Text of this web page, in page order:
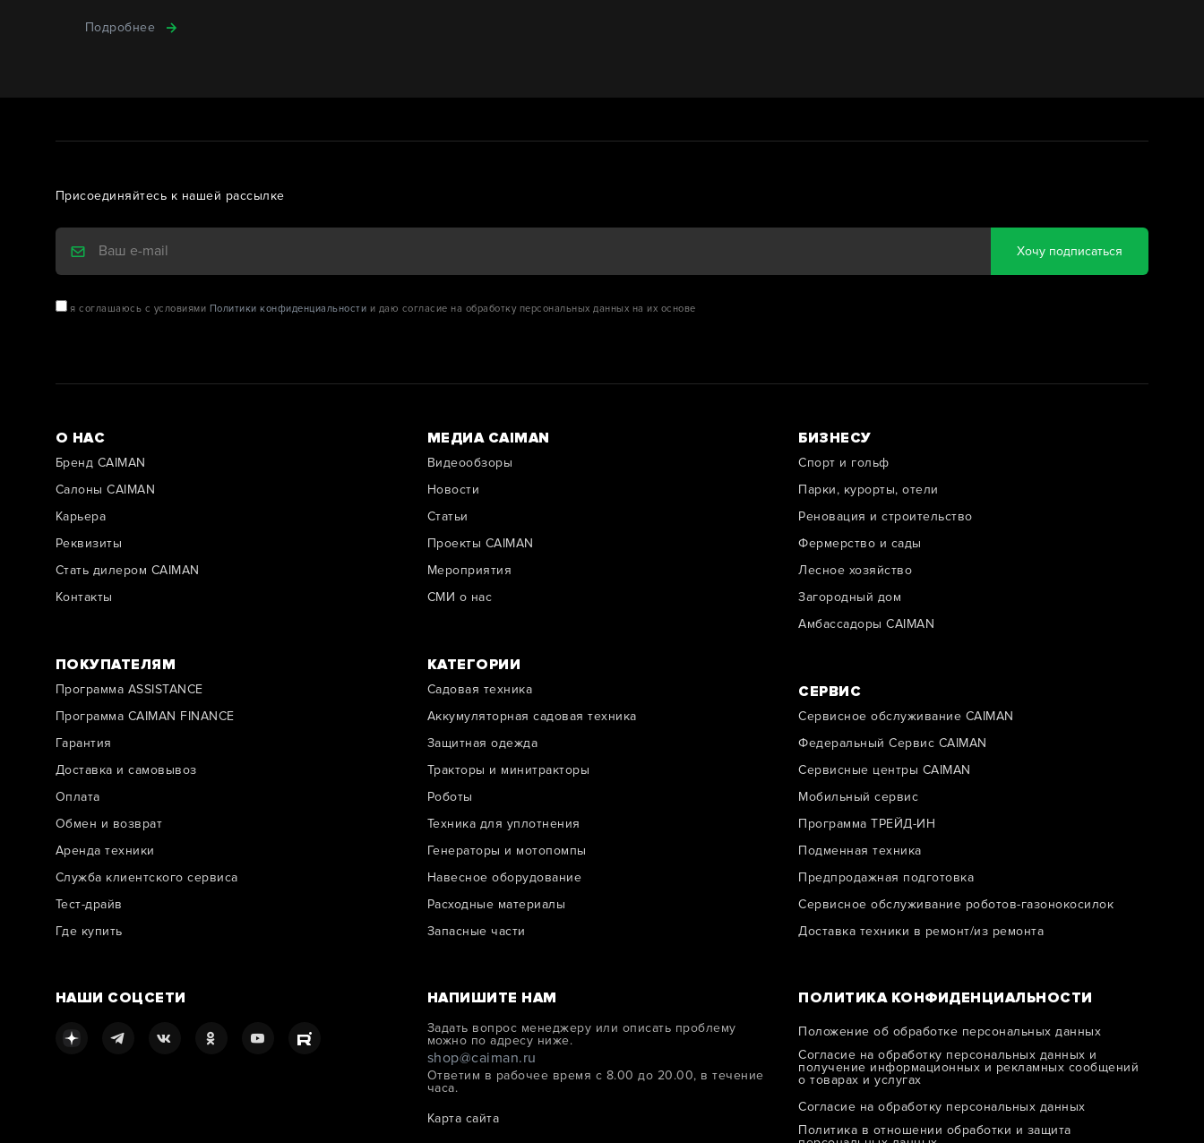
Подробнее
Присоединяйтесь к нашей рассылке
Хочу подписаться
я соглашаюсь с условиями Политики конфиденциальности и даю согласие на обработку персональных данных на их основе
О НАС
Бренд CAIMAN
Салоны CAIMAN
Карьера
Реквизиты
Стать дилером CAIMAN
Контакты
ПОКУПАТЕЛЯМ
Программа ASSISTANCE
Программа CAIMAN FINANCE
Гарантия
Доставка и самовывоз
Оплата
Обмен и возврат
Аренда техники
Служба клиентского сервиса
Тест-драйв
Где купить
МЕДИА CAIMAN
Видеообзоры
Новости
Cтатьи
Проекты CAIMAN
Мероприятия
СМИ о нас
КАТЕГОРИИ
Садовая техника
Аккумуляторная садовая техника
Защитная одежда
Тракторы и минитракторы
Роботы
Техника для уплотнения
Генераторы и мотопомпы
Навесное оборудование
Расходные материалы
Запасные части
БИЗНЕСУ
Спорт и гольф
Парки, курорты, отели
Реновация и строительство
Фермерство и сады
Лесное хозяйство
Загородный дом
Амбассадоры CAIMAN
СЕРВИС
Сервисное обслуживание CAIMAN
Федеральный Сервис CAIMAN
Сервисные центры CAIMAN
Мобильный сервис
Программа ТРЕЙД-ИН
Подменная техника
Предпродажная подготовка
Сервисное обслуживание роботов-газонокосилок
Доставка техники в ремонт/из ремонта
НАШИ СОЦСЕТИ НАПИШИТЕ НАМ
Задать вопрос менеджеру или описать проблему
можно по адресу ниже.
shop@caiman.ru
Ответим в рабочее время с 8.00 до 20.00, в течение
часа.
Карта сайта
ПОЛИТИКА КОНФИДЕНЦИАЛЬНОСТИ
Положение об обработке персональных данных
Согласие на обработку персональных данных и
получение информационных и рекламных сообщений
о товарах и услугах
Согласие на обработку персональных данных
Политика в отношении обработки и защитa